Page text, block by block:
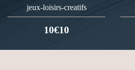
jeux-loisirs-creatifs
10€10